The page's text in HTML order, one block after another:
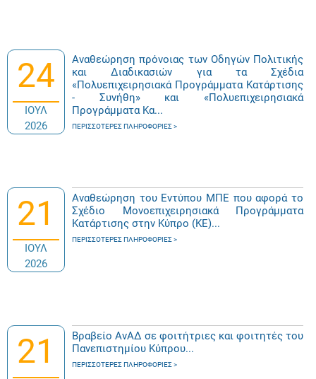
24
ΙΟΥΛ
2026
Αναθεώρηση πρόνοιας των Οδηγών Πολιτικής
και Διαδικασιών για τα Σχέδια
«Πολυεπιχειρησιακά Προγράμματα Κατάρτισης
- Συνήθη» και «Πολυεπιχειρησιακά
Προγράμματα Κα...
ΠΕΡΙΣΣΌΤΕΡΕΣ ΠΛΗΡΟΦΟΡΊΕΣ
21
ΙΟΥΛ
2026
Αναθεώρηση του Εντύπου ΜΠΕ που αφορά το
Σχέδιο Μονοεπιχειρησιακά Προγράμματα
Κατάρτισης στην Κύπρο (ΚΕ)...
ΠΕΡΙΣΣΌΤΕΡΕΣ ΠΛΗΡΟΦΟΡΊΕΣ
21
Βραβείο ΑνΑΔ σε φοιτήτριες και φοιτητές του
Πανεπιστημίου Κύπρου...
ΠΕΡΙΣΣΌΤΕΡΕΣ ΠΛΗΡΟΦΟΡΊΕΣ